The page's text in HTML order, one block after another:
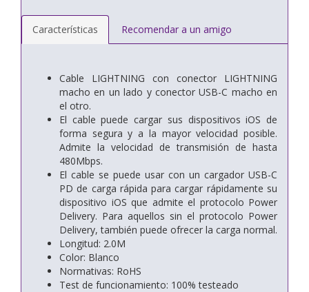
Características Recomendar a un amigo
Cable LIGHTNING con conector LIGHTNING
macho en un lado y conector USB-C macho en
el otro.
El cable puede cargar sus dispositivos iOS de
forma segura y a la mayor velocidad posible.
Admite la velocidad de transmisión de hasta
480Mbps.
El cable se puede usar con un cargador USB-C
PD de carga rápida para cargar rápidamente su
dispositivo iOS que admite el protocolo Power
Delivery. Para aquellos sin el protocolo Power
Delivery, también puede ofrecer la carga normal.
Longitud: 2.0M
Color: Blanco
Normativas: RoHS
Test de funcionamiento: 100% testeado